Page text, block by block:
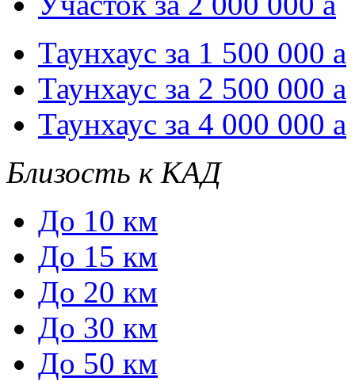
Таунхаус за 1 500 000 a
Таунхаус за 2 500 000 a
Таунхаус за 4 000 000 a
Близость к КАД
До 10 км
До 15 км
До 20 км
До 30 км
До 50 км